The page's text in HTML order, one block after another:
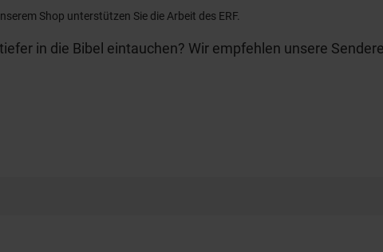
Shop unterstützen Sie die Arbeit des ERF.
in die Bibel eintauchen? Wir empfehlen unsere